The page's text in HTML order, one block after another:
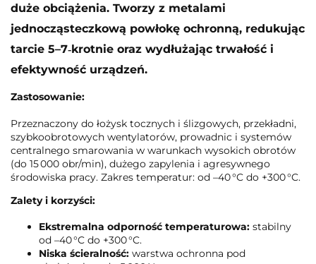
duże obciążenia. Tworzy z metalami
jednocząsteczkową powłokę ochronną, redukując
tarcie 5–7‑krotnie oraz wydłużając trwałość i
efektywność urządzeń.
Zastosowanie:
Przeznaczony do łożysk tocznych i ślizgowych, przekładni,
szybkoobrotowych wentylatorów, prowadnic i systemów
centralnego smarowania w warunkach wysokich obrotów
(do 15 000 obr/min), dużego zapylenia i agresywnego
środowiska pracy. Zakres temperatur: od –40 °C do +300 °C.
Zalety i korzyści:
Ekstremalna odporność temperaturowa: stabilny
od –40 °C do +300 °C.
Niska ścieralność: warstwa ochronna pod